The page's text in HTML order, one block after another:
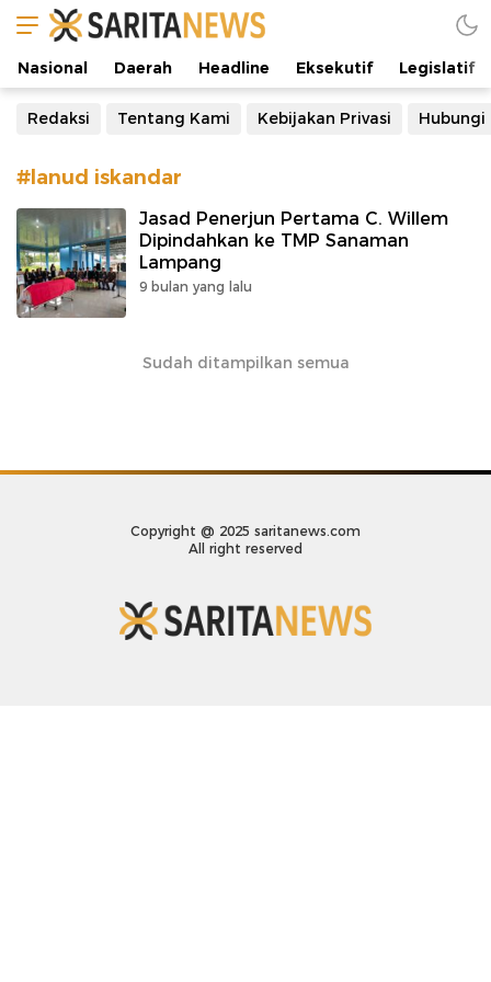
Manifestasi Arus Kebenaran
Nasional Daerah Headline Eksekutif Legislatif
Redaksi Tentang Kami Kebijakan Privasi Hubungi
#lanud iskandar
Jasad Penerjun Pertama C. Willem
Dipindahkan ke TMP Sanaman
Lampang
9 bulan yang lalu
Sudah ditampilkan semua
Copyright @ 2025 saritanews.com
All right reserved